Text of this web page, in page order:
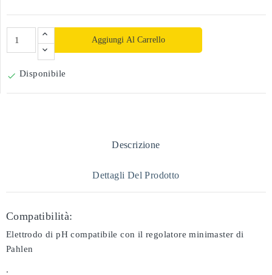
Aggiungi Al Carrello
 Disponibile
Descrizione
Dettagli Del Prodotto
Compatibilità:
Elettrodo di pH compatibile con il regolatore minimaster di
Pahlen
.